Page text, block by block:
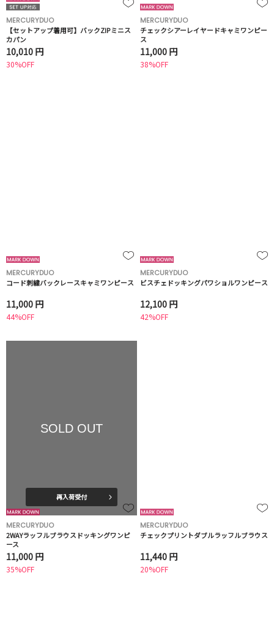
MERCURYDUO
【セットアップ着用可】バックZIPミニス
カパン
10,010 円
30%OFF
MERCURYDUO
チェックシアーレイヤードキャミワンピー
ス
11,000 円
38%OFF
MERCURYDUO
コード刺繍バックレースキャミワンピース
11,000 円
44%OFF
MERCURYDUO
ビスチェドッキングパワショルワンピース
12,100 円
42%OFF
SOLD OUT
再入荷受付
MERCURYDUO
2WAYラッフルブラウスドッキングワンピ
ース
11,000 円
35%OFF
MERCURYDUO
チェックプリントダブルラッフルブラウス
11,440 円
20%OFF